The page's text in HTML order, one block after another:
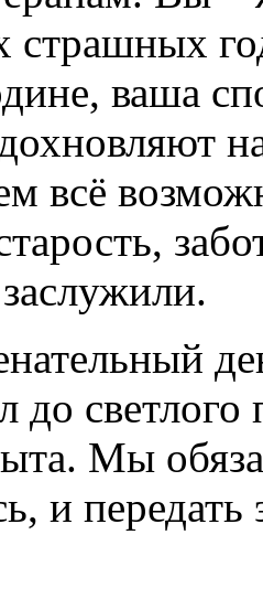
страшных
ваша
всё
до
Мы
и